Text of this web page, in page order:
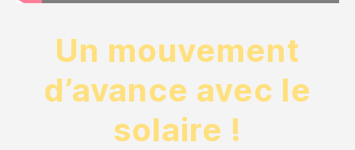
Un mouvement
d’avance avec le
solaire !